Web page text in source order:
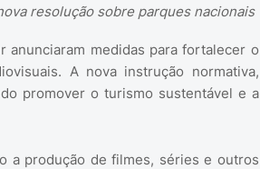
resolução sobre parques nacionais
anunciaram medidas para fortalecer o
A nova instrução normativa,
promover o turismo sustentável e a
a produção de filmes, séries e outros